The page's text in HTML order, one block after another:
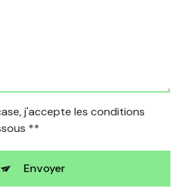
j'accepte les conditions
**
Envoyer